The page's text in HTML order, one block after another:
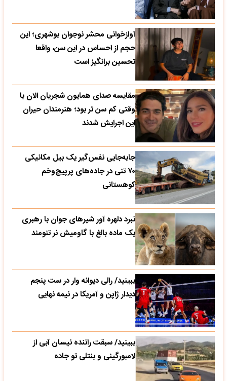
آوازخوانی محشر نوجوان بوشهری؛ این
حجم از احساس در این سن، واقعا
تحسین‌ برانگیز است
مقایسه صدای همایون شجریان الان با
وقتی کم سن تر بود؛ هنرمندان حیران
این اجرایش شدند
جابه‌جایی نفس‌گیر یک بیل مکانیکی
۷۰ تنی در جاده‌های پرپیچ‌وخم
کوهستانی
نبرد دلهره آور شیرهای جوان با رهبری
یک ماده بالغ با گاومیش نر تنومند
ببینید/ رالی دیوانه وار در ست پنجم
دیدار ژاپن و آمریکا در نیمه نهایی
ببینید/ سبقت راننده نیسان آبی از
لامبورگینی و بنتلی تو جاده